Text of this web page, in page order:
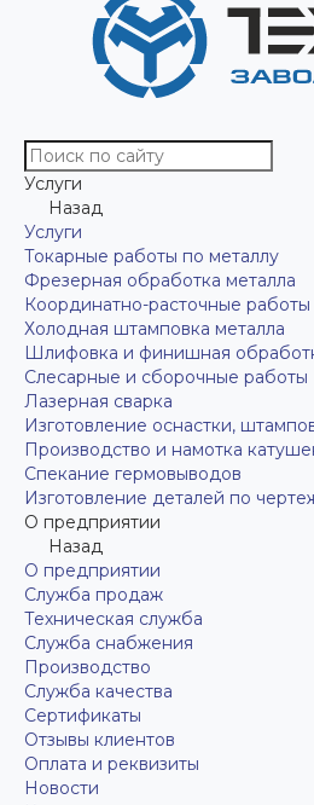
Услуги
Назад
Услуги
Токарные работы по металлу
Фрезерная обработка металла
Координатно-расточные работы
Холодная штамповка металла
Шлифовка и финишная
Слесарные и сборочные работы
Лазерная сварка
Изготовление оснастки,
Производство и намотка
Спекание гермовыводов
Изготовление деталей по
О предприятии
Назад
О предприятии
Служба продаж
Техническая служба
Служба снабжения
Производство
Служба качества
Сертификаты
Отзывы клиентов
Оплата и реквизиты
Новости